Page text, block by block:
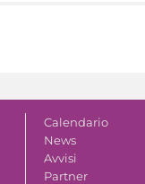
Calendario
News
Avvisi
Partner